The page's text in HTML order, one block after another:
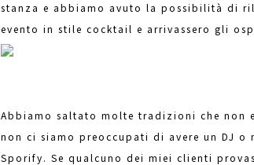
stanza e abbiamo avuto la possibilità di
evento in stile cocktail e arrivassero gli
Abbiamo saltato molte tradizioni che non
non ci siamo preoccupati di avere un DJ
Sporify. Se qualcuno dei miei clienti